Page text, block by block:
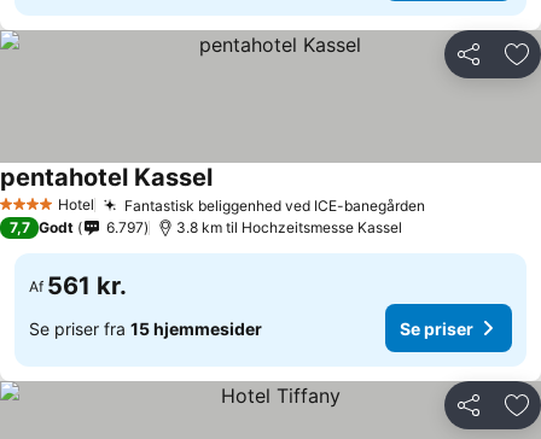
Del
4 StjernerHotel Fantastisk beliggenhed ved ICE-banegården
pentahotel Kassel
7,7 Godt 6.797 3.8 km til Hochzeitsmesse Kassel
Af 561 kr.
Se priser fra 15 hjemmesider Se priser
Del